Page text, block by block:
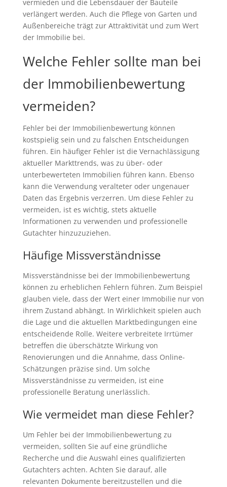
vermieden und die Lebensdauer der Bauteile
verlängert werden. Auch die Pflege von Garten und
Außenbereiche trägt zur Attraktivität und zum Wert
der Immobilie bei.
Welche Fehler sollte man bei
der Immobilienbewertung
vermeiden?
Fehler bei der Immobilienbewertung können
kostspielig sein und zu falschen Entscheidungen
führen. Ein häufiger Fehler ist die Vernachlässigung
aktueller Markttrends, was zu über- oder
unterbewerteten Immobilien führen kann. Ebenso
kann die Verwendung veralteter oder ungenauer
Daten das Ergebnis verzerren. Um diese Fehler zu
vermeiden, ist es wichtig, stets aktuelle
Informationen zu verwenden und professionelle
Gutachter hinzuzuziehen.
Häufige Missverständnisse
Missverständnisse bei der Immobilienbewertung
können zu erheblichen Fehlern führen. Zum Beispiel
glauben viele, dass der Wert einer Immobilie nur von
ihrem Zustand abhängt. In Wirklichkeit spielen auch
die Lage und die aktuellen Marktbedingungen eine
entscheidende Rolle. Weitere verbreitete Irrtümer
betreffen die überschätzte Wirkung von
Renovierungen und die Annahme, dass Online-
Schätzungen präzise sind. Um solche
Missverständnisse zu vermeiden, ist eine
professionelle Beratung unerlässlich.
Wie vermeidet man diese Fehler?
Um Fehler bei der Immobilienbewertung zu
vermeiden, sollten Sie auf eine gründliche
Recherche und die Auswahl eines qualifizierten
Gutachters achten. Achten Sie darauf, alle
relevanten Dokumente bereitzustellen und die